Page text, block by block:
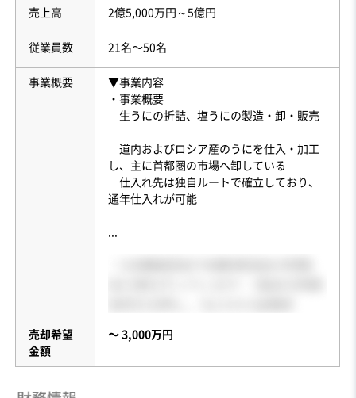
売上高 2億5,000万円～5億円
従業員数 21名〜50名
事業概要
▼事業内容
・事業概要
生うにの折詰、塩うにの製造・卸・販売
道内およびロシア産のうにを仕入・加工
し、主に首都圏の市場へ卸している
仕入れ先は独自ルートで確立しており、
通年仕入れが可能
売却希望
金額
〜 3,000万円